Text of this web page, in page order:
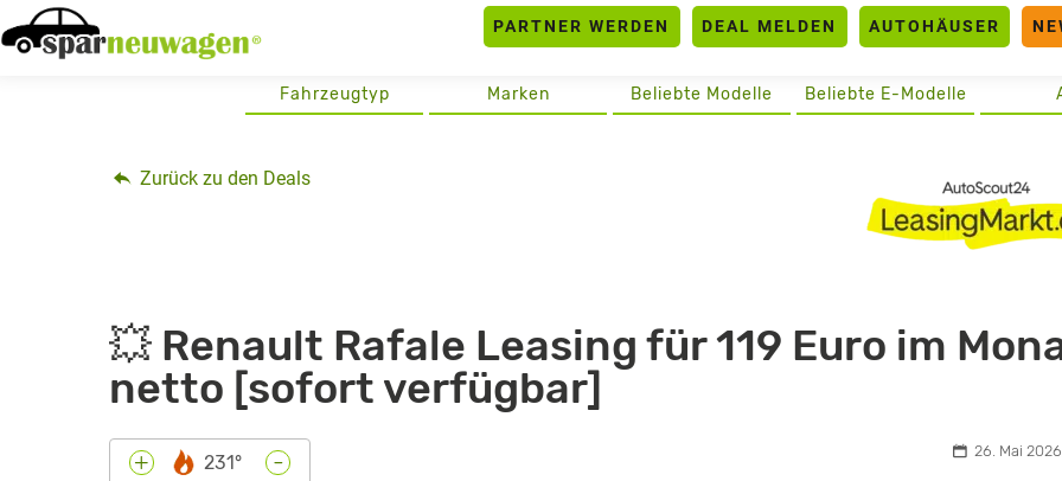
Skip
to
PARTNER WERDEN DEAL MELDEN AUTOHÄUSER
Beliebte E-Modelle
Beliebte Modelle
Marken
Fahrzeugtyp
Zurück zu den Deals
💥 Renault Rafale Leasing für 119 Euro im
netto [sofort verfügbar]
+ 231° - 26. Mai